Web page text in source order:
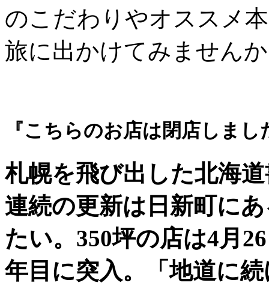
のこだわりやオススメ
旅に出かけてみません
『こちらのお店は閉店しまし
札幌を飛び出した北海
連続の更新は日新町に
たい。350坪の店は4月
年目に突入。「地道に